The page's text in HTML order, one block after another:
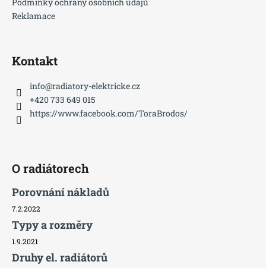
Reklamace
Kontakt
info@radiatory-elektricke.cz
+420 733 649 015
https://www.facebook.com/ToraBrodos/
O radiátorech
Porovnání nákladů
7.2.2022
Typy a rozměry
1.9.2021
Druhy el. radiátorů